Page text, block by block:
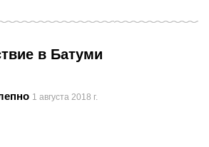
мы вынуждены были питаться как
того отдыха что планировалось
посоветую эту турфирму.
в Батуми
1 августа 2018 г.